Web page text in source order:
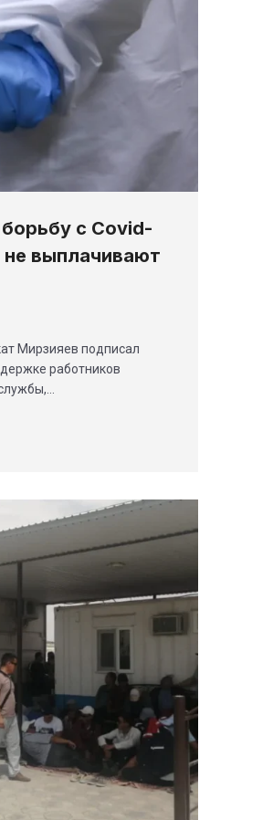
с Covid-
не выплачивают
Мирзияев подписал
работников